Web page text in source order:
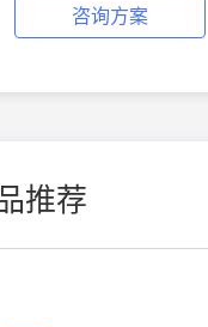
咨询方案
推荐